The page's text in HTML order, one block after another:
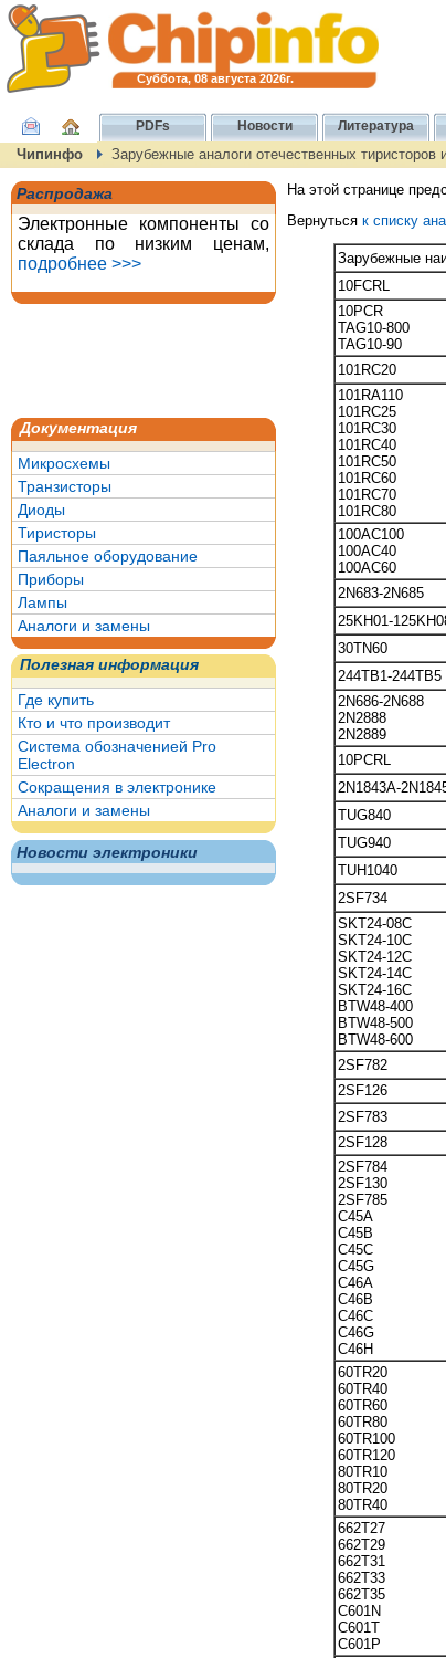
Суббота, 08 августа 2026г.
PDFs Новости Литература
Чипинфо Зарубежные аналоги отечественных тиристоров
Распродажа
Электронные компоненты со
склада по низким ценам,
подробнее >>>
Документация
Микросхемы
Транзисторы
Диоды
Тиристоры
Паяльное оборудование
Приборы
Лампы
Аналоги и замены
Полезная информация
Где купить
Кто и что производит
Система обозначенией Pro
Electron
Сокращения в электронике
Аналоги и замены
Новости электроники
На этой странице
Вернуться к списку
Зарубежные
10FCRL
10PCR
TAG10-800
TAG10-90
101RC20
101RA110
101RC25
101RC30
101RC40
101RC50
101RC60
101RC70
101RC80
100AC100
100AC40
100AC60
2N683-2N685
25KH01-
30TN60
244TB1-244TB5
2N686-2N688
2N2888
2N2889
10PCRL
2N1843A-
TUG840
TUG940
TUH1040
2SF734
SKT24-08C
SKT24-10C
SKT24-12C
SKT24-14C
SKT24-16C
BTW48-400
BTW48-500
BTW48-600
2SF782
2SF126
2SF783
2SF128
2SF784
2SF130
2SF785
C45A
C45B
C45C
C45G
C46A
C46B
C46C
C46G
C46H
60TR20
60TR40
60TR60
60TR80
60TR100
60TR120
80TR10
80TR20
80TR40
662T27
662T29
662T31
662T33
662T35
C601N
C601T
C601P